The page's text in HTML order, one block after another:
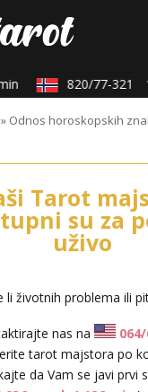
820/77-321
» Odnos horoskopskih
Tarot
su za
uživo
li životnih problema ili
nas na
tarot majstora po
da Vam se javi prvi